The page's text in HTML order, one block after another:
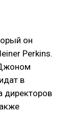
он
Perkins.
в
директоров